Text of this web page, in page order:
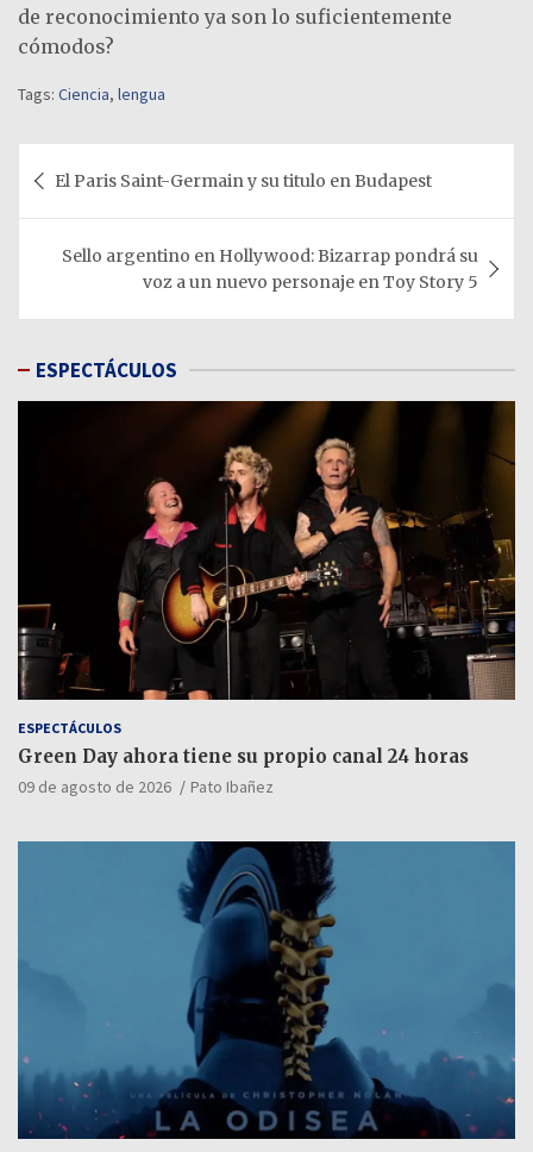
de reconocimiento ya son lo suficientemente
cómodos?
Tags: Ciencia, lengua
de El Paris Saint-Germain y su titulo en Budapest
Sello argentino en Hollywood: Bizarrap pondrá su
voz a un nuevo personaje en Toy Story 5
ESPECTÁCULOS
ESPECTÁCULOS
Green Day ahora tiene su propio canal 24 horas
09 de agosto de 2026 Pato Ibañez